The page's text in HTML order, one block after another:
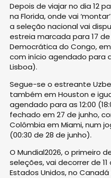
Depois de viajar no dia 12
na Florida, onde vai
a seleção nacional vai
estreia marcada para 17
Democrática do Congo,
com início agendado para
Lisboa).
Segue-se o estreante
também em Houston e
agendado para as 12:00
fechado em 27 de junho,
Colômbia em Miami, num
(00:30 de 28 de junho).
O Mundial2026, o primeiro
seleções, vai decorrer de
Estados Unidos, no Canadá